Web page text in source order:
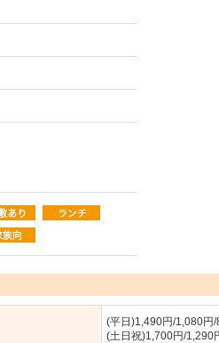
(平日)1,490円/1,080円
(土日祝)1,700円/1,290